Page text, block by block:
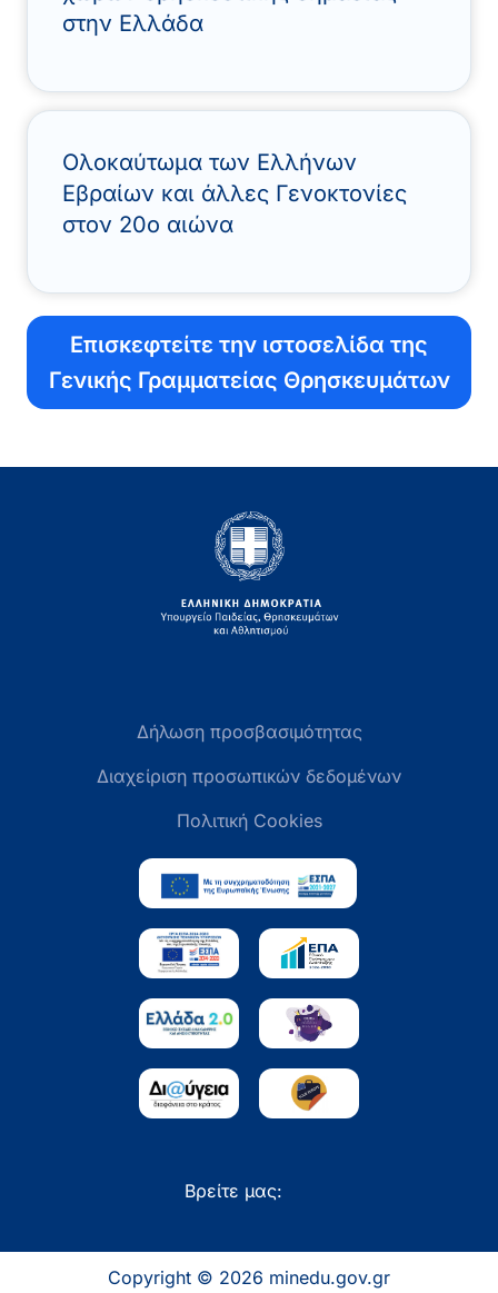
στην Ελλάδα
Ολοκαύτωμα των Ελλήνων
Εβραίων και άλλες Γενοκτονίες
στον 20ο αιώνα
Επισκεφτείτε την ιστοσελίδα της
Γενικής Γραμματείας Θρησκευμάτων
Δήλωση προσβασιμότητας
Διαχείριση προσωπικών δεδομένων
Πολιτική Cookies
Βρείτε μας:
Copyright © 2026 minedu.gov.gr